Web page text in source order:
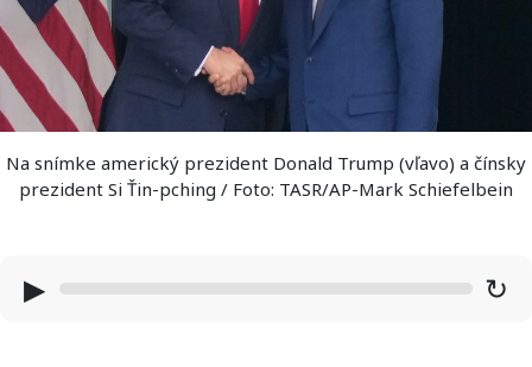
Na snímke americký prezident Donald Trump (vľavo) a čínsky
prezident Si Ťin-pching / Foto: TASR/AP-Mark Schiefelbein
▶ ↻